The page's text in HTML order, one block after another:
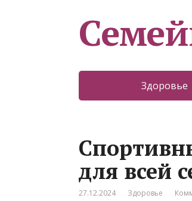
Здоровье
для всей
27.12.2024 Здоровье